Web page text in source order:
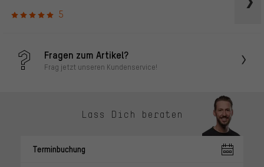
5
Fragen zum Artikel?
Frag jetzt unseren Kundenservice!
Lass Dich beraten
Terminbuchung